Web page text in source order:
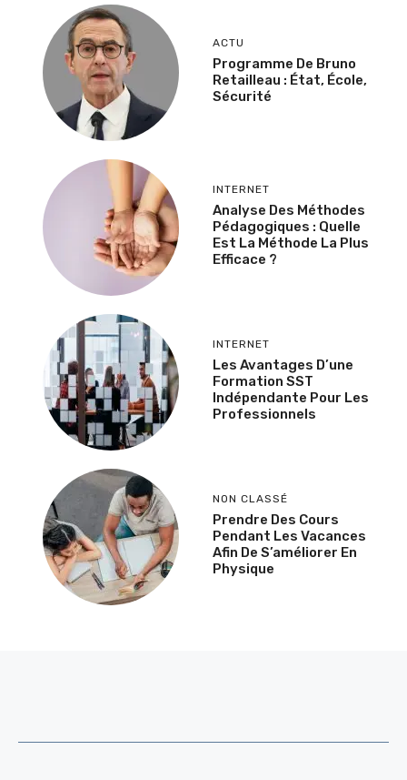
ACTU
Programme De Bruno
Retailleau : État, École,
Sécurité
INTERNET
Analyse Des Méthodes
Pédagogiques : Quelle
Est La Méthode La Plus
Efficace ?
INTERNET
Les Avantages D’une
Formation SST
Indépendante Pour Les
Professionnels
NON CLASSÉ
Prendre Des Cours
Pendant Les Vacances
Afin De S’améliorer En
Physique